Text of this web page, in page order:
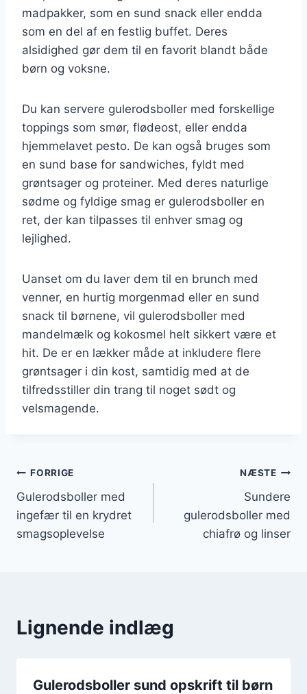
madpakker, som en sund snack eller endda
som en del af en festlig buffet. Deres
alsidighed gør dem til en favorit blandt både
børn og voksne.
Du kan servere gulerodsboller med forskellige
toppings som smør, flødeost, eller endda
hjemmelavet pesto. De kan også bruges som
en sund base for sandwiches, fyldt med
grøntsager og proteiner. Med deres naturlige
sødme og fyldige smag er gulerodsboller en
ret, der kan tilpasses til enhver smag og
lejlighed.
Uanset om du laver dem til en brunch med
venner, en hurtig morgenmad eller en sund
snack til børnene, vil gulerodsboller med
mandelmælk og kokosmel helt sikkert være et
hit. De er en lækker måde at inkludere flere
grøntsager i din kost, samtidig med at de
tilfredsstiller din trang til noget sødt og
velsmagende.
Indlægsnavigation
FORRIGE
Gulerodsboller med
ingefær til en krydret
smagsoplevelse
NÆSTE
Sundere
gulerodsboller med
chiafrø og linser
Lignende indlæg
Gulerodsboller sund opskrift til børn